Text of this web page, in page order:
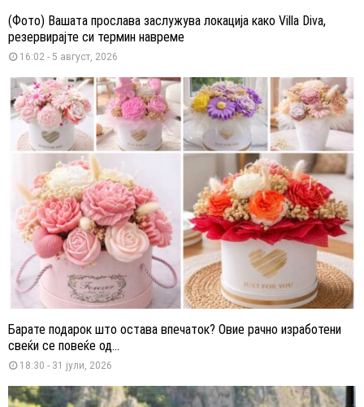
(Фото) Вашата прослава заслужува локација како Villa Diva,
резервирајте си термин навреме
16:02 - 5 август, 2026
Барате подарок што остава впечаток? Овие рачно изработени
свеќи се повеќе од...
18:30 - 31 јули, 2026